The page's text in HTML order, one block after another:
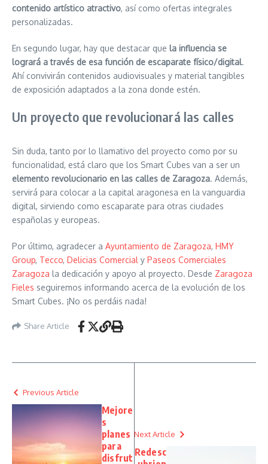
contenido artístico atractivo, así como ofertas integrales
personalizadas.
En segundo lugar, hay que destacar que la influencia se
logrará a través de esa función de escaparate físico/digital.
Ahí convivirán contenidos audiovisuales y material tangibles
de exposición adaptados a la zona donde estén.
Un proyecto que revolucionará las calles
Sin duda, tanto por lo llamativo del proyecto como por su
funcionalidad, está claro que los Smart Cubes van a ser un
elemento revolucionario en las calles de Zaragoza. Además,
servirá para colocar a la capital aragonesa en la vanguardia
digital, sirviendo como escaparate para otras ciudades
españolas y europeas.
Por último, agradecer a Ayuntamiento de Zaragoza, HMY
Group, Tecco, Delicias Comercial y Paseos Comerciales
Zaragoza la dedicación y apoyo al proyecto. Desde Zaragoza
Fieles seguiremos informando acerca de la evolución de los
Smart Cubes. ¡No os perdáis nada!
Share Article
Previous Article
Mejore
s
planes
para
disfrut
Next Article
Redesc